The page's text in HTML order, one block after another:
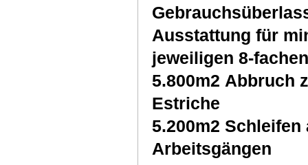
Ausstattung für
jeweiligen 8-
5.800m2 Abbruch z.T. asbestbelasteter
Estriche
5.200m2
Arbeitsgängen